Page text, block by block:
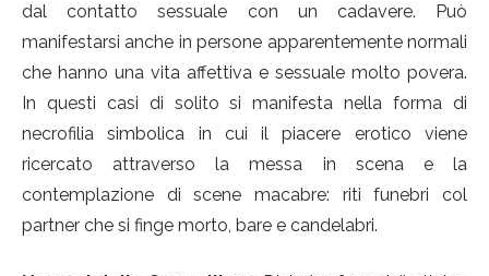
dal contatto sessuale con un cadavere. Può
manifestarsi anche in persone apparentemente normali
che hanno una vita affettiva e sessuale molto povera.
In questi casi di solito si manifesta nella forma di
necrofilia simbolica in cui il piacere erotico viene
ricercato attraverso la messa in scena e la
contemplazione di scene macabre: riti funebri col
partner che si finge morto, bare e candelabri.